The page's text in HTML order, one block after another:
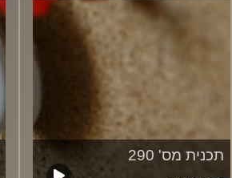
תכנית מס' 290